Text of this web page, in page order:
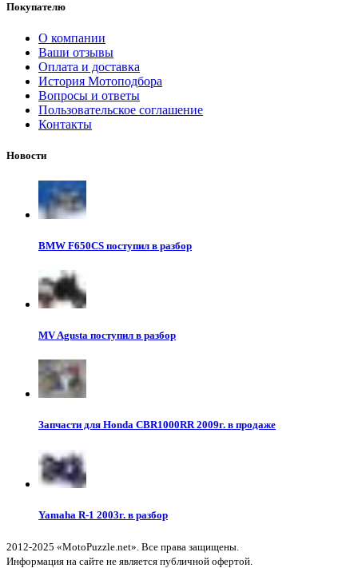
Покупателю
О компании
Ваши отзывы
Оплата и доставка
История Мотоподбора
Вопросы и ответы
Пользовательское соглашение
Контакты
Новости
BMW F650CS поступил в разбор
MV Agusta поступил в разбор
Запчасти для Honda CBR1000RR 2009г. в продаже
Yamaha R-1 2003г. в разбор
2012-2025 «MotoPuzzle.net». Все права защищены.
Информация на сайте не является публичной офертой.